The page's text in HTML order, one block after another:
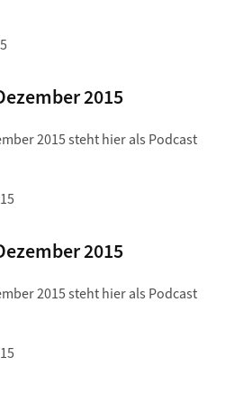
2015
2015 steht hier als Podcast
2015
2015 steht hier als Podcast